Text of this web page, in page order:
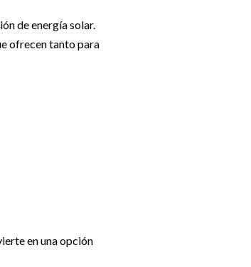
de energía solar.
ofrecen tanto para
en una opción